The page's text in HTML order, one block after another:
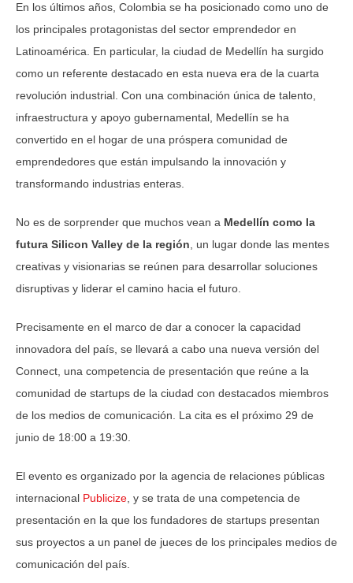
En los últimos años, Colombia se ha posicionado como uno de
los principales protagonistas del sector emprendedor en
Latinoamérica. En particular, la ciudad de Medellín ha surgido
como un referente destacado en esta nueva era de la cuarta
revolución industrial. Con una combinación única de talento,
infraestructura y apoyo gubernamental, Medellín se ha
convertido en el hogar de una próspera comunidad de
emprendedores que están impulsando la innovación y
transformando industrias enteras.
No es de sorprender que muchos vean a Medellín como la
futura Silicon Valley de la región , un lugar donde las mentes
creativas y visionarias se reúnen para desarrollar soluciones
disruptivas y liderar el camino hacia el futuro.
Precisamente en el marco de dar a conocer la capacidad
innovadora del país, se llevará a cabo una nueva versión del
Connect, una competencia de presentación que reúne a la
comunidad de startups de la ciudad con destacados miembros
de los medios de comunicación. La cita es el próximo 29 de
junio de 18:00 a 19:30.
El evento es organizado por la agencia de relaciones públicas
internacional Publicize , y se trata de una competencia de
presentación en la que los fundadores de startups presentan
sus proyectos a un panel de jueces de los principales medios de
comunicación del país.